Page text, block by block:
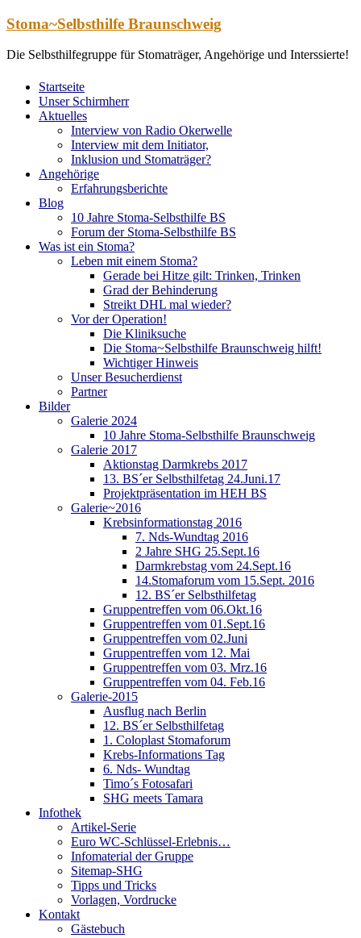
Zum
springen
Stoma~Selbsthilfe Braunschweig
Die Selbsthilfegruppe für Stomaträger, Angehörige und Interssierte!
Startseite
Unser Schirmherr
Aktuelles
Interview von Radio Okerwelle
Interview mit dem Initiator,
Inklusion und Stomaträger?
Angehörige
Erfahrungsberichte
Blog
10 Jahre Stoma-Selbsthilfe BS
Forum der Stoma-Selbsthilfe BS
Was ist ein Stoma?
Leben mit einem Stoma?
Gerade bei Hitze gilt: Trinken, Trinken
Grad der Behinderung
Streikt DHL mal wieder?
Vor der Operation!
Die Kliniksuche
Die Stoma~Selbsthilfe Braunschweig hilft!
Wichtiger Hinweis
Unser Besucherdienst
Partner
Bilder
Galerie 2024
10 Jahre Stoma-Selbsthilfe Braunschweig
Galerie 2017
Aktionstag Darmkrebs 2017
13. BS´er Selbsthilfetag 24.Juni.17
Projektpräsentation im HEH BS
Galerie~2016
Krebsinformationstag 2016
7. Nds-Wundtag 2016
2 Jahre SHG 25.Sept.16
Darmkrebstag vom 24.Sept.16
14.Stomaforum vom 15.Sept. 2016
12. BS´er Selbsthilfetag
Gruppentreffen vom 06.Okt.16
Gruppentreffen vom 01.Sept.16
Gruppentreffen vom 02.Juni
Gruppentreffen vom 12. Mai
Gruppentreffen vom 03. Mrz.16
Gruppentreffen vom 04. Feb.16
Galerie-2015
Ausflug nach Berlin
12. BS´er Selbsthilfetag
1. Coloplast Stomaforum
Krebs-Informations Tag
6. Nds- Wundtag
Timo´s Fotosafari
SHG meets Tamara
Infothek
Artikel-Serie
Euro WC-Schlüssel-Erlebnis…
Infomaterial der Gruppe
Sitemap-SHG
Tipps und Tricks
Vorlagen, Vordrucke
Kontakt
Gästebuch